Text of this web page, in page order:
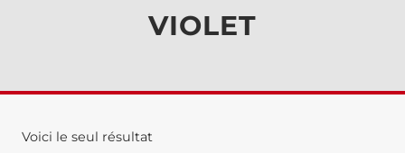
VIOLET
Voici le seul résultat